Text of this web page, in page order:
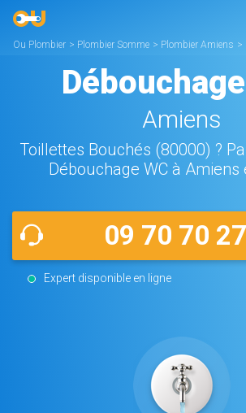
Ou Plombier > Plombier Somme > Plombier Amiens >
Amiens
Toillettes Bouchés (80000) ?
Débouchage WC à Amiens
09 70 70
Expert disponible en ligne